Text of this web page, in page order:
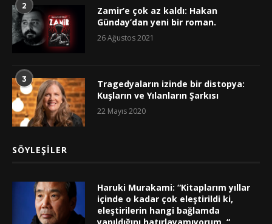
2
Zamir’e çok az kaldı: Hakan
Günday’dan yeni bir roman.
26 Ağustos 2021
3
Tragedyaların izinde bir distopya:
Kuşların ve Yılanların Şarkısı
22 Mayıs 2020
SÖYLEŞILER
Haruki Murakami: “Kitaplarım yıllar
içinde o kadar çok eleştirildi ki,
eleştirilerin hangi bağlamda